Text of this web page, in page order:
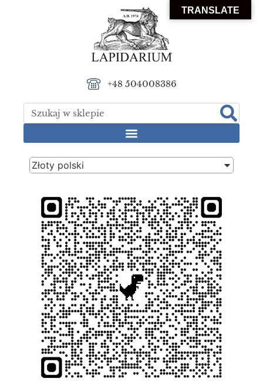
+48 504008386
Złoty polski
TRANSLATE